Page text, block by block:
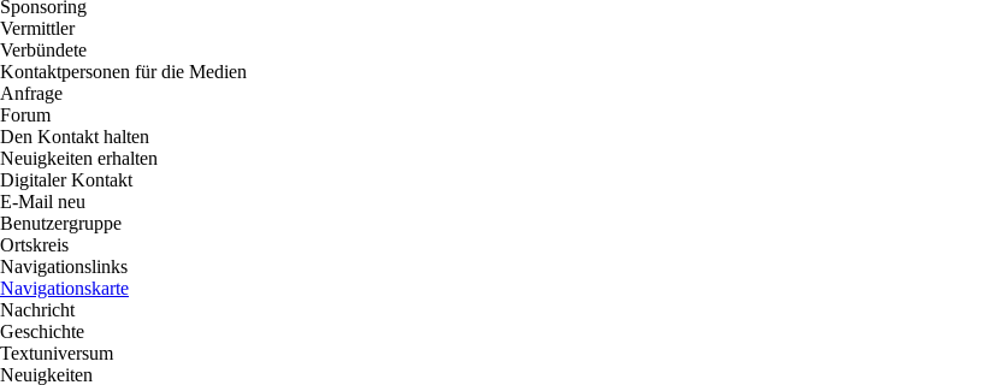
Sponsoring
Vermittler
Verbündete
Kontaktpersonen für die Medien
Anfrage
Forum
Den Kontakt halten
Neuigkeiten erhalten
Digitaler Kontakt
E-Mail neu
Benutzergruppe
Ortskreis
Navigationslinks
Navigationskarte
Nachricht
Geschichte
Textuniversum
Neuigkeiten